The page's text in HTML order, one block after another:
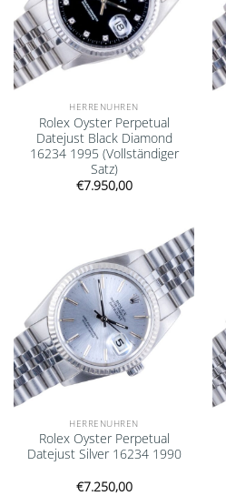
HERRENUHREN
Rolex Oyster Perpetual
Datejust Black Diamond
16234 1995 (Vollständiger
Satz)
€7.950,00
Add to
wishlist
HERRENUHREN
Rolex Oyster Perpetual
Datejust Silver 16234 1990
€7.250,00